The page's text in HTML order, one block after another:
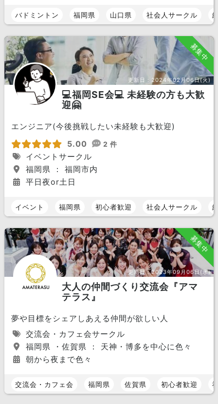
バドミントン 福岡県 山口県 社会人サークル
募集中
更新日： 2024年02月06日(火)
💻福岡SE会💻 未経験の方も大歓
迎🤗
エンジニア(今後挑戦したい未経験も大歓迎)
5.00
2 件
イベントサークル
福岡県 ： 福岡市内
平日夜or土日
イベント 福岡県 初心者歓迎 社会人サークル
募集中
更新日：2023年09月06日(水)
大人の仲間づくり交流会『アマ
テラス』
夢や目標をシェアしあえる仲間が欲しい人
交流会・カフェ会サークル
福岡県 ・佐賀県 ： 天神・博多を中心に色々
朝から夜まで色々
交流会・カフェ会 福岡県 佐賀県 初心者歓迎